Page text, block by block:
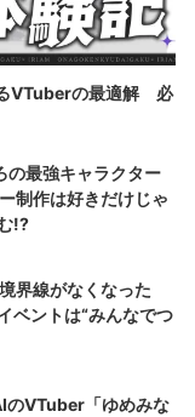
るVTuberの最適解 必
最強キャラクター
制作は好きだけじゃ
!?
界線がなくなった
ントは“みんなでつ
のVTuber「ゆめみな